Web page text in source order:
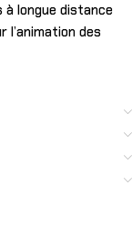
à longue distance
des